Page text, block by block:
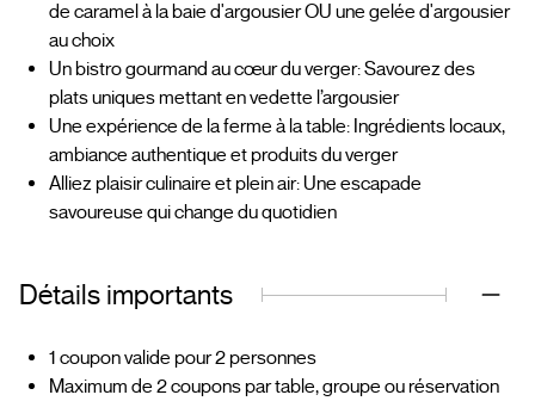
de caramel à la baie d'argousier OU une gelée d'argousier
au choix
️Un bistro gourmand au cœur du verger: Savourez des
plats uniques mettant en vedette l’argousier
Une expérience de la ferme à la table: Ingrédients locaux,
ambiance authentique et produits du verger
Alliez plaisir culinaire et plein air: Une escapade
savoureuse qui change du quotidien
Détails importants
1 coupon valide pour 2 personnes
Maximum de 2 coupons par table, groupe ou réservation